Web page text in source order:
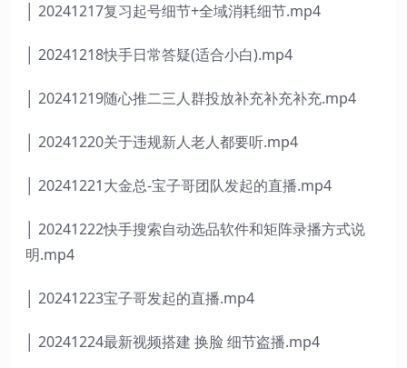
│ 20241217复习起号细节+全域消耗细节.mp4
│ 20241218快手日常答疑(适合小白).mp4
│ 20241219随心推二三人群投放补充补充补充.mp4
│ 20241220关于违规新人老人都要听.mp4
│ 20241221大金总-宝子哥团队发起的直播.mp4
│ 20241222快手搜索自动选品软件和矩阵录播方式说
明.mp4
│ 20241223宝子哥发起的直播.mp4
│ 20241224最新视频搭建 换脸 细节盗播.mp4